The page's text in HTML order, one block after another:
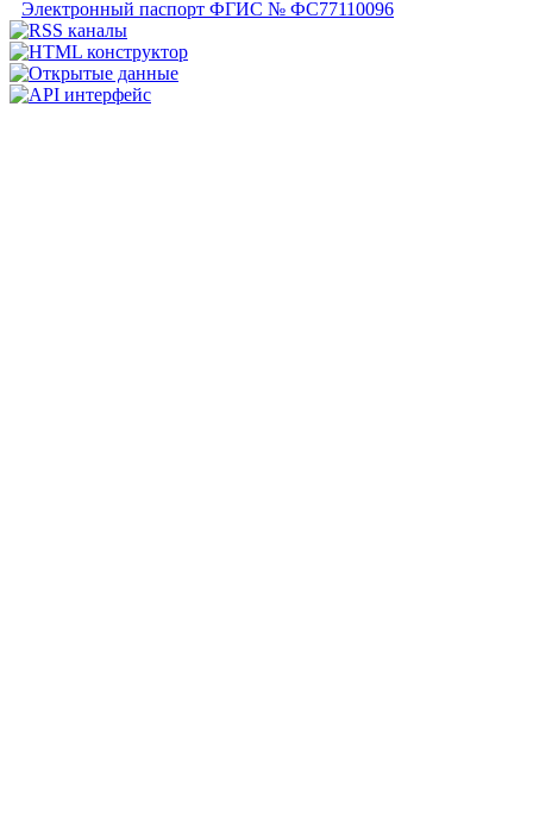
Электронный паспорт ФГИС № ФС77110096